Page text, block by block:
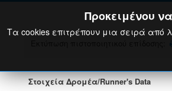
Στοιχεία Δρομέα/Runner's Data
Προκειμένου
Τα cookies επιτρέπουν μια σειρά από